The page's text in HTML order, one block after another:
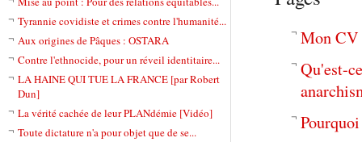
Tyrannie covidiste et crimes contre l'humanité...
Aux origines de Pâques : OSTARA
Contre l'ethnocide, pour un réveil identitaire...
LA HAINE QUI TUE LA FRANCE [par Robert
Dun]
La vérité cachée de leur PLANdémie [Vidéo]
Toute dictature n'a pour objet que de se...
Qu'est-